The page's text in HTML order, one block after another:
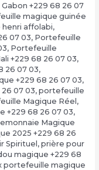
+229 68 26 07
magique guinée
affolabi,
07 03, Portefeuille
, Portefeuille
+229 68 26 07 03,
26 07 03,
+229 68 26 07 03,
07 03, portefeuille
Magique Réel,
+229 68 26 07 03,
Magique
2025 +229 68 26
Spirituel, prière pour
magique +229 68
portefeuille magique